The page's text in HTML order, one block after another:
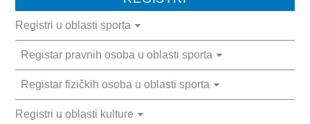
Registri u oblasti sporta
Registar pravnih osoba u oblasti sporta
Registar fizičkih osoba u oblasti sporta
Registri u oblasti kulture
SLOBODA PRISTUPA INFORMACIJAMA
ARHIVA
KULTURA
SPORT